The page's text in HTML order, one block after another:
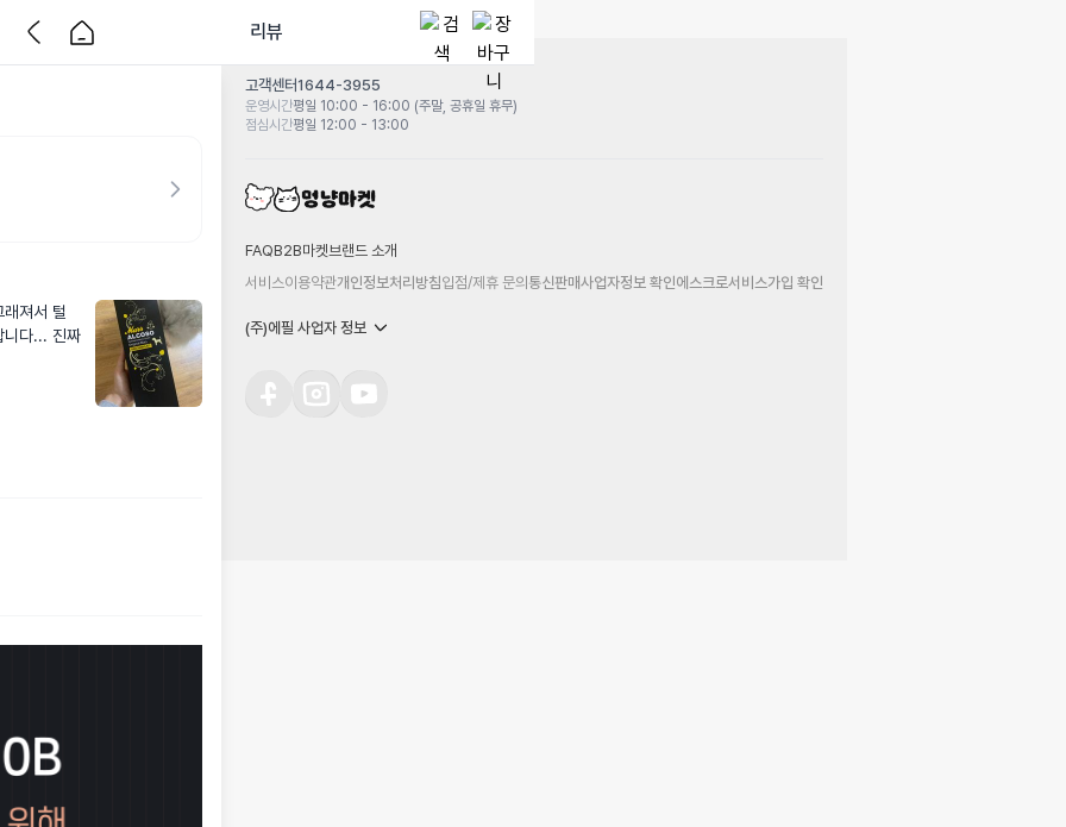
리뷰
져서 털
니다... 진짜
고객센터1644-3955
운영시간평일 10:00 - 16:00 (주말, 공휴일 휴무)
점심시간평일 12:00 - 13:00
FAQB2B마켓 브랜드 소개
서비스이용약관개인정보처리방침입점/제휴 문의통신판매사업자정보 확인에스크로서비스가입 확인
(주)에필 사업자 정보